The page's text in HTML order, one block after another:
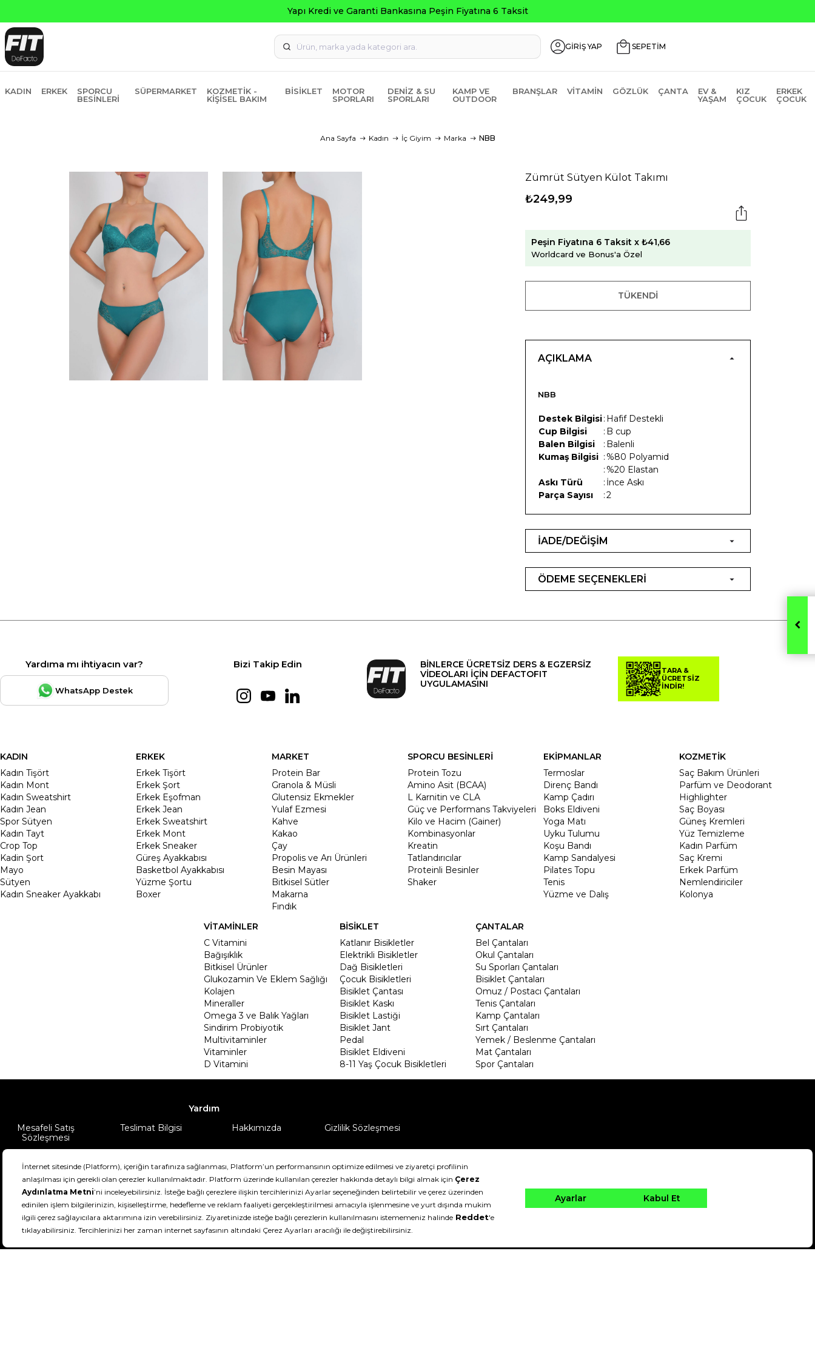
Yapı Kredi ve Garanti Bankasına Peşin Fiyatına 6 Taksit
GİRİŞ YAP SEPETİM
KADIN ERKEK
SPORCU
BESINLERI
SÜPERMARKET
KOZMETIK -
KIŞISEL BAKIM
BISIKLET
MOTOR
SPORLARI
DENIZ & SU
SPORLARI
KAMP VE
OUTDOOR
BRANŞLAR VITAMIN GÖZLÜK ÇANTA
EV &
YAŞAM
KIZ
ÇOCUK
ERKEK
ÇOCUK
Ana Sayfa Kadın İç Giyim Marka NBB
Zümrüt Sütyen Külot Takımı
₺249,99
Peşin Fiyatına 6 Taksit x ₺41,66
Worldcard ve Bonus'a Özel
TÜKENDI
AÇIKLAMA
NBB
Destek Bilgisi: Hafif Destekli
Cup Bilgisi
: B cup
Balen Bilgisi
: Balenli
Kumaş Bilgisi : %80 Polyamid
: %20 Elastan
Askı Türü
: İnce Askı
Parça Sayısı
:2
İADE/DEĞİŞİM
ÖDEME SEÇENEKLERİ
Yardıma mı ihtiyacın var?
WhatsApp Destek
Bizi Takip Edin
BİNLERCE ÜCRETSİZ DERS & EGZERSİZ
VİDEOLARI İÇİN DEFACTOFIT
UYGULAMASINI
TARA &
ÜCRETSİZ
İNDİR!
KADIN
Kadın Tişört
Kadın Mont
Kadın Sweatshirt
Kadın Jean
Spor Sütyen
Kadın Tayt
Crop Top
Kadin Şort
Mayo
Sütyen
Kadın Sneaker Ayakkabı
ERKEK
Erkek Tişört
Erkek Şort
Erkek Eşofman
Erkek Jean
Erkek Sweatshirt
Erkek Mont
Erkek Sneaker
Güreş Ayakkabısı
Basketbol Ayakkabısı
Yüzme Şortu
Boxer
MARKET
Protein Bar
Granola & Müsli
Glutensiz Ekmekler
Yulaf Ezmesi
Kahve
Kakao
Çay
Propolis ve Arı Ürünleri
Besin Mayası
Bitkisel Sütler
Makarna
Fındık
SPORCU BESİNLERİ
Protein Tozu
Amino Asit (BCAA)
L Karnitin ve CLA
Güç ve Performans Takviyeleri
Kilo ve Hacim (Gainer)
Kombinasyonlar
Kreatin
Tatlandırıcılar
Proteinli Besinler
Shaker
EKİPMANLAR
Termoslar
Direnç Bandı
Kamp Çadırı
Boks Eldiveni
Yoga Matı
Uyku Tulumu
Koşu Bandı
Kamp Sandalyesi
Pilates Topu
Tenis
Yüzme ve Dalış
KOZMETİK
Saç Bakım Ürünleri
Parfüm ve Deodorant
Highlighter
Saç Boyası
Güneş Kremleri
Yüz Temizleme
Kadın Parfüm
Saç Kremi
Erkek Parfüm
Nemlendiriciler
Kolonya
VİTAMİNLER
C Vitamini
Bağışıklık
Bitkisel Ürünler
Glukozamin Ve Eklem Sağlığı
Kolajen
Mineraller
Omega 3 ve Balık Yağları
Sindirim Probiyotik
Multivitaminler
Vitaminler
D Vitamini
BİSİKLET
Katlanır Bisikletler
Elektrikli Bisikletler
Dağ Bisikletleri
Çocuk Bisikletleri
Bisiklet Çantası
Bisiklet Kaskı
Bisiklet Lastiği
Bisiklet Jant
Pedal
Bisiklet Eldiveni
8-11 Yaş Çocuk Bisikletleri
ÇANTALAR
Bel Çantaları
Okul Çantaları
Su Sporları Çantaları
Bisiklet Çantaları
Omuz / Postacı Çantaları
Tenis Çantaları
Kamp Çantaları
Sırt Çantaları
Yemek / Beslenme Çantaları
Mat Çantaları
Spor Çantaları
Yardım
Mesafeli Satış
Sözleşmesi
Teslimat Bilgisi Hakkımızda Gizlilik Sözleşmesi
DeFactoFIT ©️ 2022-2026. Tüm hakları saklıdır.